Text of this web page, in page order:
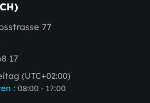
77
17
(UTC+02:00)
: 08:00 - 17:00